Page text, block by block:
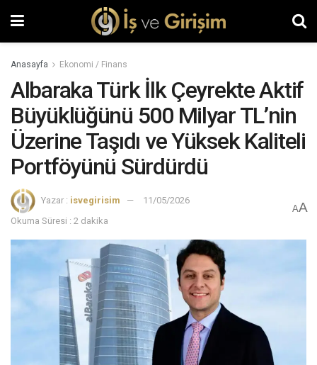
Anasayfa Ekonomi / Finans
Albaraka Türk İlk Çeyrekte Aktif
Büyüklüğünü 500 Milyar TL’nin
Üzerine Taşıdı ve Yüksek Kaliteli
Portföyünü Sürdürdü
Yazar : isvegirisim
11/05/2026
Okuma Süresi : 2 dakika
AA